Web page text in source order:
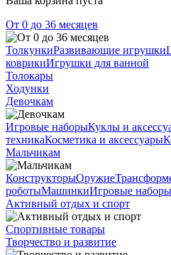
От 0 до 36 месяцев
ТолкункиРазвивающие игрушки
коврикиИгрушки для ванной
Толокары
Ходунки
Девочкам
Игровые наборыКуклы и
техникаКосметика и аксессуары
Мальчикам
КонструкторыОружие
роботыМашинкиИгровые наборы
Активный отдых и спорт
Спортивные товары
Творчество и развитие